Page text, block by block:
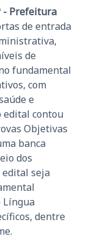
- Prefeitura
de entrada
de
fundamental
com
e
edital contou
Objetivas
banca
dos
edital seja
Língua
dentre